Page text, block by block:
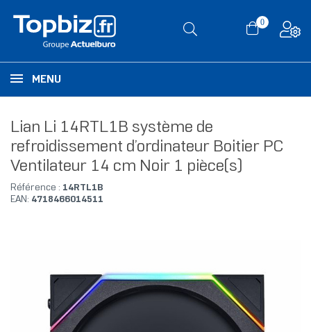
0
MENU
Lian Li 14RTL1B système de
refroidissement d’ordinateur Boitier PC
Ventilateur 14 cm Noir 1 pièce(s)
Référence : 14RTL1B
EAN: 4718466014511